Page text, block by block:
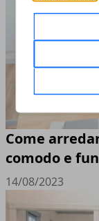
Come
comodo e
14/08/2023